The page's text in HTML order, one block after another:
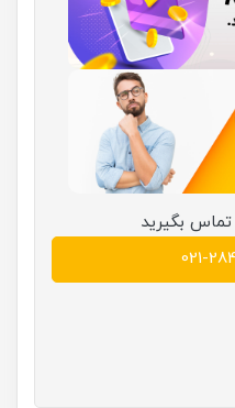
بگیرید